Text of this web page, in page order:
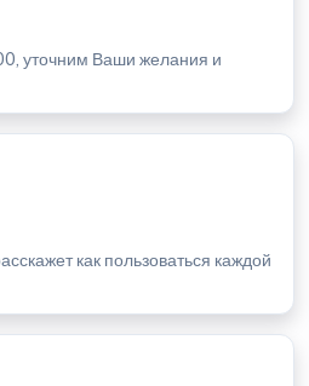
уточним Ваши желания и
как пользоваться каждой